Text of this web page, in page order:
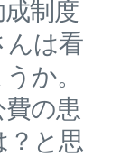
制度
んは看
か。
の患
？と思